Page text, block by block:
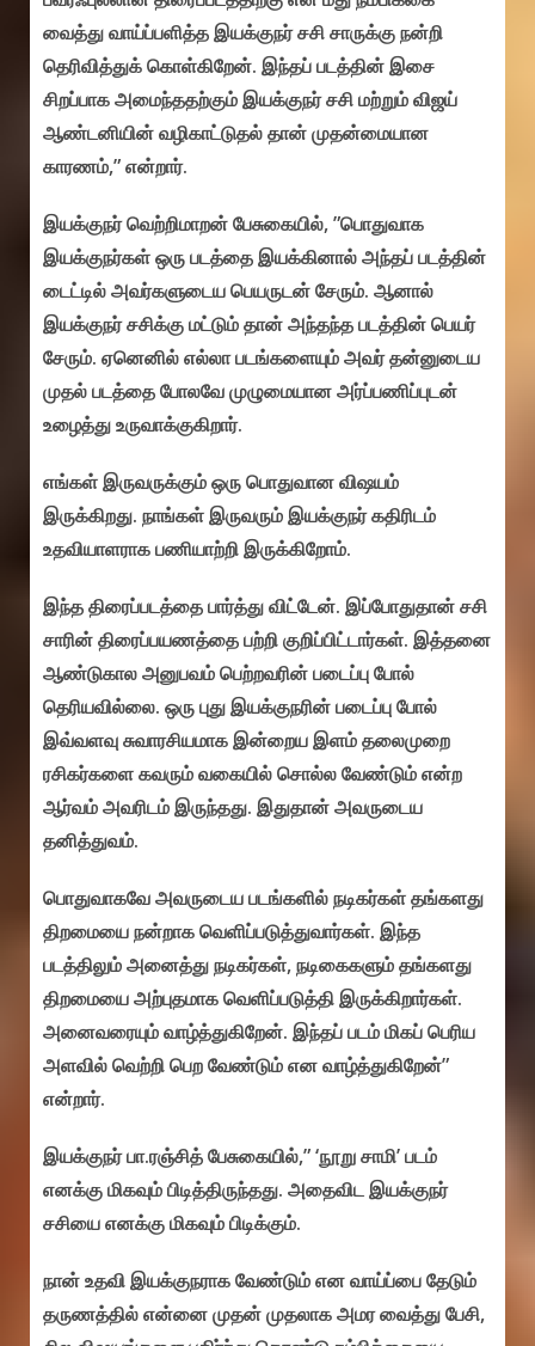
வைத்து வாய்ப்பளித்த இயக்குநர் சசி சாருக்கு நன்றி
தெரிவித்துக் கொள்கிறேன். இந்தப் படத்தின் இசை
சிறப்பாக அமைந்ததற்கும் இயக்குநர் சசி மற்றும் விஜய்
ஆண்டனியின் வழிகாட்டுதல் தான் முதன்மையான
காரணம்,” என்றார்.
இயக்குநர் வெற்றிமாறன் பேசுகையில், ”பொதுவாக
இயக்குநர்கள் ஒரு படத்தை இயக்கினால் அந்தப் படத்தின்
டைட்டில் அவர்களுடைய பெயருடன் சேரும். ஆனால்
இயக்குநர் சசிக்கு மட்டும் தான் அந்தந்த படத்தின் பெயர்
சேரும். ஏனெனில் எல்லா படங்களையும் அவர் தன்னுடைய
முதல் படத்தை போலவே முழுமையான அர்ப்பணிப்புடன்
உழைத்து உருவாக்குகிறார்.
எங்கள் இருவருக்கும் ஒரு பொதுவான விஷயம்
இருக்கிறது. நாங்கள் இருவரும் இயக்குநர் கதிரிடம்
உதவியாளராக பணியாற்றி இருக்கிறோம்.
இந்த திரைப்படத்தை பார்த்து விட்டேன். இப்போதுதான் சசி
சாரின் திரைப்பயணத்தை பற்றி குறிப்பிட்டார்கள். இத்தனை
ஆண்டுகால அனுபவம் பெற்றவரின் படைப்பு போல்
தெரியவில்லை. ஒரு புது இயக்குநரின் படைப்பு போல்
இவ்வளவு சுவாரசியமாக இன்றைய இளம் தலைமுறை
ரசிகர்களை கவரும் வகையில் சொல்ல வேண்டும் என்ற
ஆர்வம் அவரிடம் இருந்தது. இதுதான் அவருடைய
தனித்துவம்.
பொதுவாகவே அவருடைய படங்களில் நடிகர்கள் தங்களது
திறமையை நன்றாக வெளிப்படுத்துவார்கள். இந்த
படத்திலும் அனைத்து நடிகர்கள், நடிகைகளும் தங்களது
திறமையை அற்புதமாக வெளிப்படுத்தி இருக்கிறார்கள்.
அனைவரையும் வாழ்த்துகிறேன். இந்தப் படம் மிகப் பெரிய
அளவில் வெற்றி பெற வேண்டும் என வாழ்த்துகிறேன்”
என்றார்.
இயக்குநர் பா.ரஞ்சித் பேசுகையில்,” ‘நூறு சாமி’ படம்
எனக்கு மிகவும் பிடித்திருந்தது. அதைவிட இயக்குநர்
சசியை எனக்கு மிகவும் பிடிக்கும்.
நான் உதவி இயக்குநராக வேண்டும் என வாய்ப்பை தேடும்
தருணத்தில் என்னை முதன் முதலாக அமர வைத்து பேசி,